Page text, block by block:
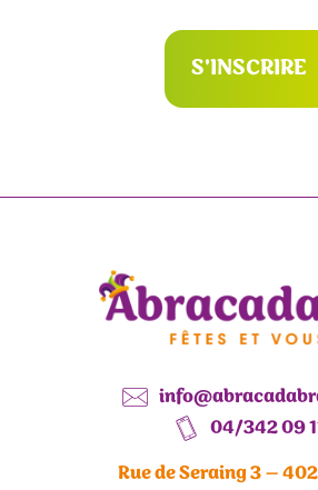
S'INSCRIRE
04/342 09
Rue de Seraing 3 –